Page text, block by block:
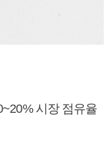
시장 점유율